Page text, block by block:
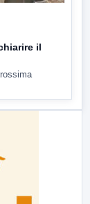
il